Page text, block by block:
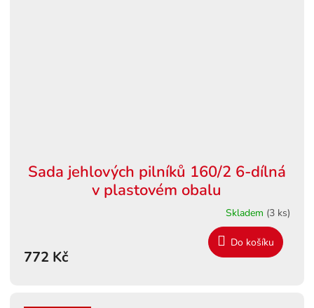
Sada jehlových pilníků 160/2 6-dílná
v plastovém obalu
Skladem (3 ks)
772 Kč
Do košíku